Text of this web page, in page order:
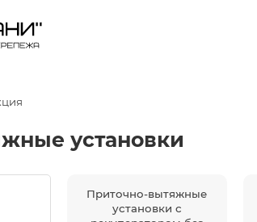
установки
Приточно-вытяжные
установки с